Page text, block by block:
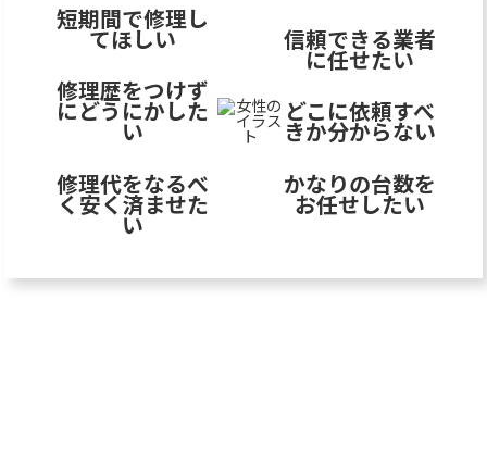
短期間で修理し
てほしい
修理歴をつけず
にどうにかした
い
修理代をなるべ
く安く済ませた
い
信頼できる業者
に任せたい
どこに依頼すべ
きか分からない
かなりの台数を
お任せしたい